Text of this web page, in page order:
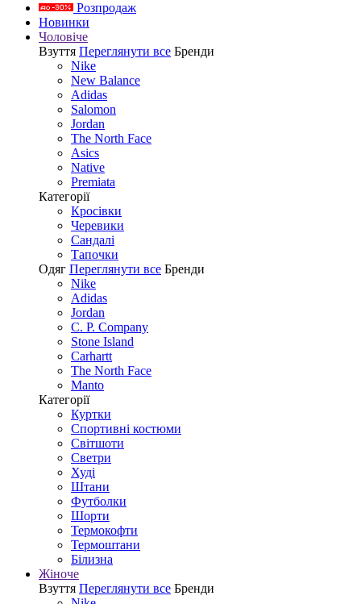
Розпродаж
Новинки
Чоловіче
Взуття Переглянути все Бренди
Nike
New Balance
Adidas
Salomon
Jordan
The North Face
Asics
Native
Premiata
Категорії
Кросівки
Черевики
Сандалі
Tапочки
Одяг Переглянути все Бренди
Nike
Adidas
Jordan
C. P. Company
Stone Island
Carhartt
The North Face
Manto
Категорії
Куртки
Спортивні костюми
Світшоти
Светри
Худі
Штани
Футболки
Шорти
Термокофти
Термоштани
Білизна
Жіноче
Взуття Переглянути все Бренди